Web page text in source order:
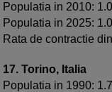
Populatia in 2010:
Populatia in 2025:
Rata de contractie
17. Torino, Italia
Populatia in 1990: